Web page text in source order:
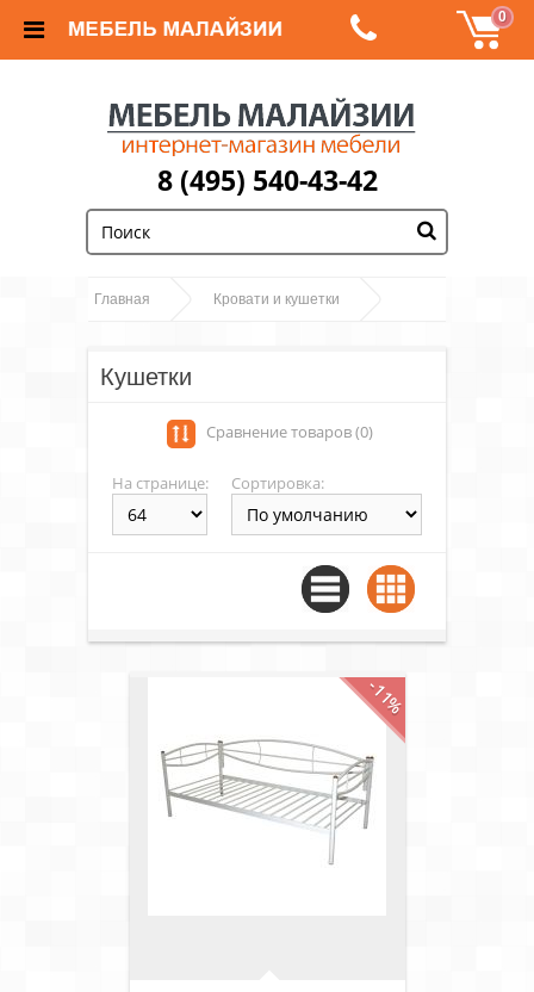
0
8 (495) 540-43-42
Главная Кровати и кушетки
Кушетки
Сравнение товаров (0)
На странице: Сортировка:
-11%